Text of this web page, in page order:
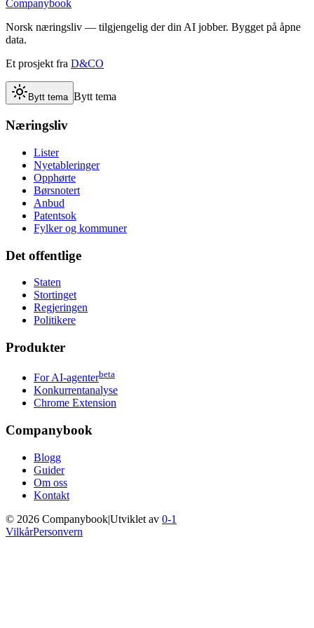
Companybook
Norsk næringsliv — tilgjengelig der din AI jobber. Bygget på åpne
data.
Et prosjekt fra D&CO
Bytt tema Bytt tema
Næringsliv
Lister
Nyetableringer
Opphørte
Børsnotert
Anbud
Patentsok
Fylker og kommuner
Det offentlige
Staten
Stortinget
Regjeringen
Politikere
Produkter
For AI-agenterbeta
Konkurrentanalyse
Chrome Extension
Companybook
Blogg
Guider
Om oss
Kontakt
© 2026 Companybook|Utviklet av 0-1
VilkårPersonvern